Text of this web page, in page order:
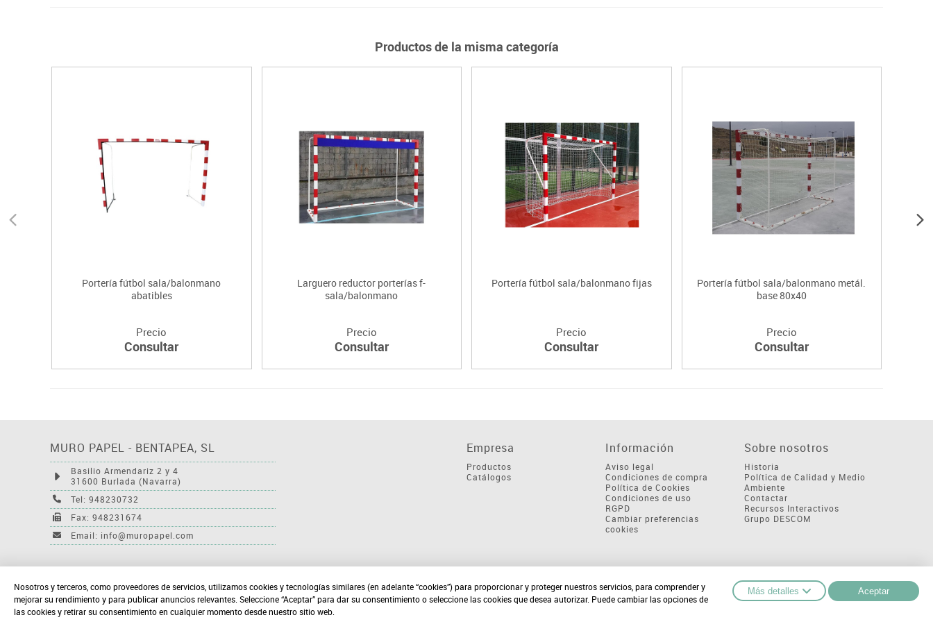
Productos de la misma categoría
Portería fútbol sala/balonmano
abatibles
Precio
Consultar
Larguero reductor porterías f-
sala/balonmano
Precio
Consultar
Portería fútbol sala/balonmano fijas
Precio
Consultar
Portería fútbol sala/balonmano metál.
base 80x40
Precio
Consultar
MURO PAPEL - BENTAPEA, SL
Basilio Armendariz 2 y 4
31600 Burlada (Navarra)
Tel: 948230732
Fax: 948231674
Email: info@muropapel.com
Empresa
Productos
Catálogos
Información
Aviso legal
Condiciones de compra
Política de Cookies
Condiciones de uso
RGPD
Cambiar preferencias
cookies
Sobre nosotros
Historia
Política de Calidad y Medio
Ambiente
Contactar
Recursos Interactivos
Grupo DESCOM
Nosotros y terceros, como proveedores de servicios, utilizamos cookies y tecnologías similares (en adelante “cookies”) para proporcionar y proteger nuestros servicios, para comprender y
mejorar su rendimiento y para publicar anuncios relevantes. Seleccione “Aceptar” para dar su consentimiento o seleccione las cookies que desea autorizar. Puede cambiar las opciones de
las cookies y retirar su consentimiento en cualquier momento desde nuestro sitio web.
Más detalles Aceptar